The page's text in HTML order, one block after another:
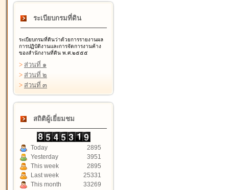
ระเบียบกรมที่ดิน
ระเบียบกรมที่ดินว่าด้วยการรายงานผล
การปฏิบัติงานและการจัดการงานค้าง
ของสำนักงานที่ดิน พ.ศ.๒๕๕๕
> ส่วนที่ ๑
> ส่วนที่ ๒
> ส่วนที่ ๓
สถิติผู้เยี่ยมชม
Today
2895
Yesterday
3951
This week
2895
Last week
25331
This month
33269